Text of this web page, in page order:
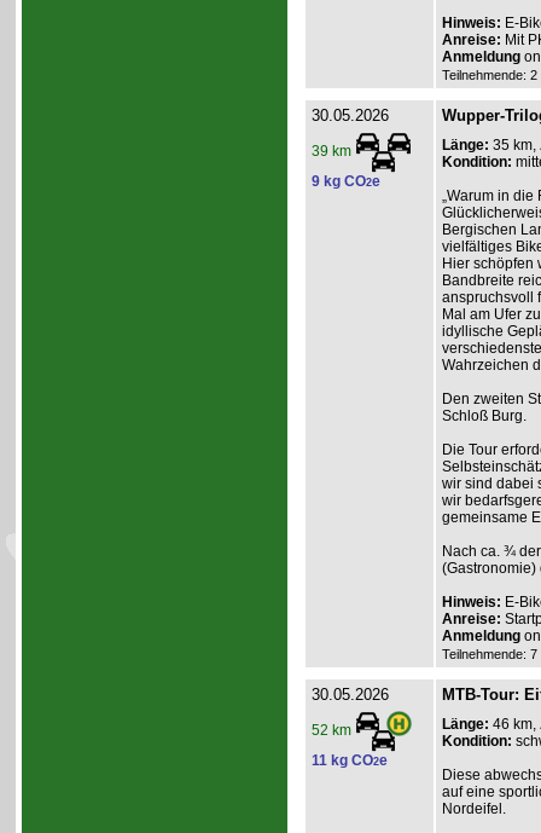
Hinweis: E-
Anreise: Mit
Anmeldung
Teilnehmende:
30.05.2026
39 km
9 kg CO2e
Wupper-
Länge: 35 km,
Kondition:
„Warum in die
Bergischen
vielfältiges
Hier schöpfen
Bandbreite
anspruchsvoll
Mal am Ufer
idyllische
Wahrzeichen
Den zweiten
Schloß Burg.
Die Tour
wir sind dabei
wir
gemeinsame
Nach ca. ¾
(Gastronomie)
Hinweis: E-
Anreise:
Anmeldung
Teilnehmende:
30.05.2026
52 km
11 kg CO2e
MTB-Tour:
Länge: 46 km,
Kondition:
Diese
auf eine
Nordeifel.